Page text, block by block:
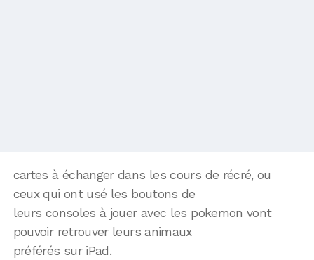
cartes à échanger dans les cours de récré, ou
ceux qui ont usé les boutons de
leurs consoles à jouer avec les pokemon vont
pouvoir retrouver leurs animaux
préférés sur iPad.